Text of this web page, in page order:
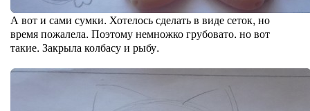
А вот и сами сумки. Хотелось сделать в виде сеток, но
время пожалела. Поэтому немножко грубовато. но вот
такие. Закрыла колбасу и рыбу.